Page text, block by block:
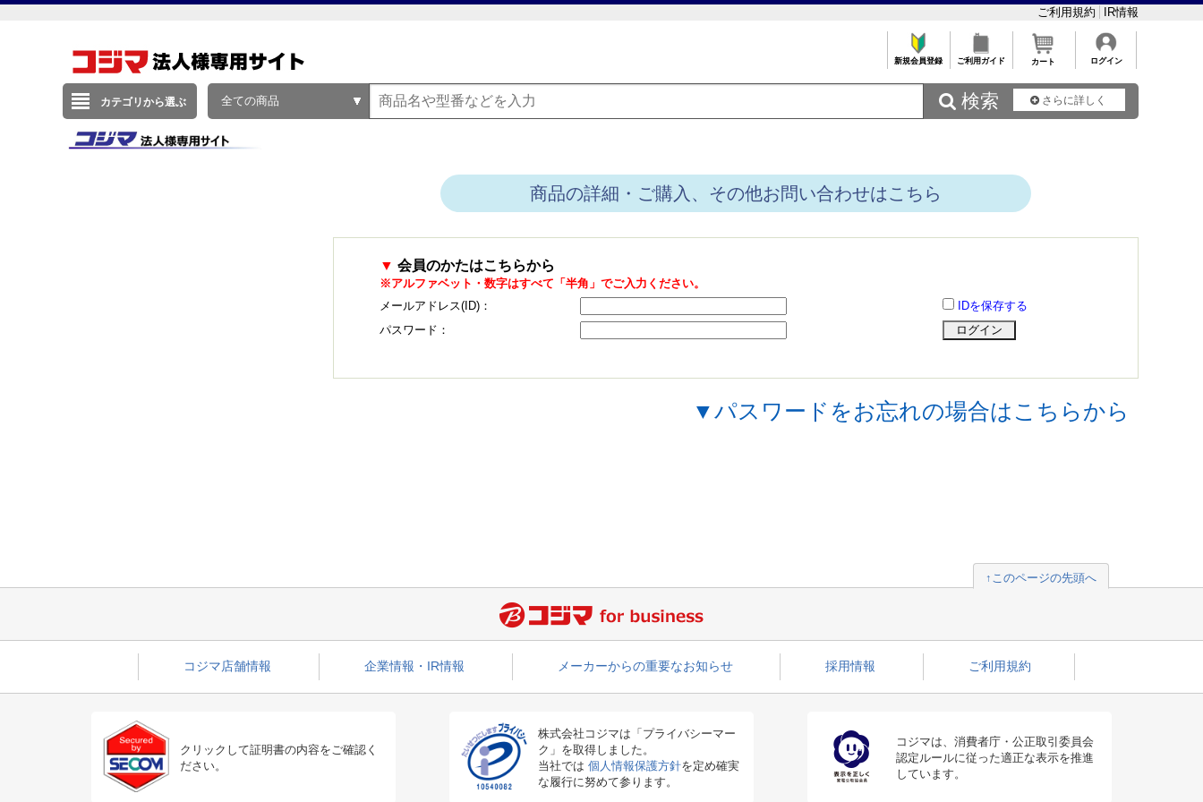
ご利用規約 IR情報
新規会員登録 ご利用ガイド カート ログイン
カテゴリから選ぶ 全ての商品  検索 さらに詳しく
商品の詳細・ご購入、その他お問い合わせはこちら
▼ 会員のかたはこちらから
※アルファベット・数字はすべて「半角」でご入力ください。
メールアドレス(ID)：
IDを保存する
パスワード：
▼パスワードをお忘れの場合はこちらから
↑このページの先頭へ
コジマ店舗情報 企業情報・IR情報 メーカーからの重要なお知らせ 採用情報 ご利用規約
クリックして証明書の内容をご確認く
ださい。
株式会社コジマは「プライバシーマー
ク」を取得しました。
当社では 個人情報保護方針を定め確実
な履行に努めて参ります。
コジマは、消費者庁・公正取引委員会
認定ルールに従った適正な表示を推進
しています。